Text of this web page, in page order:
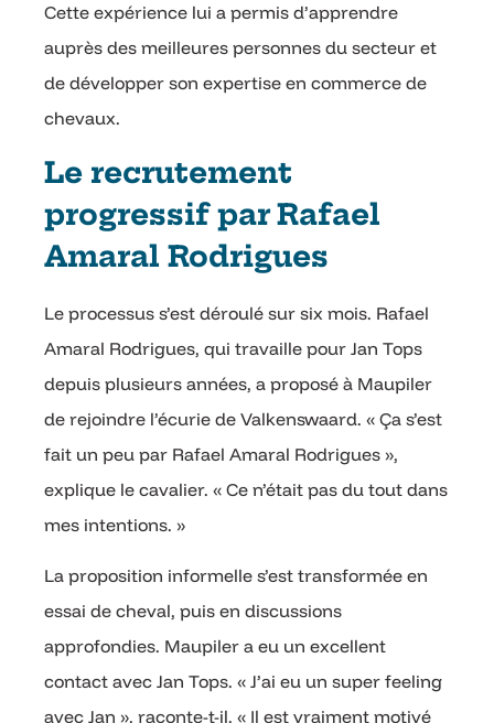
Cette expérience lui a permis d’apprendre
auprès des meilleures personnes du secteur et
de développer son expertise en commerce de
chevaux.
Le recrutement
progressif par Rafael
Amaral Rodrigues
Le processus s’est déroulé sur six mois. Rafael
Amaral Rodrigues, qui travaille pour Jan Tops
depuis plusieurs années, a proposé à Maupiler
de rejoindre l’écurie de Valkenswaard. « Ça s’est
fait un peu par Rafael Amaral Rodrigues »,
explique le cavalier. « Ce n’était pas du tout dans
mes intentions. »
La proposition informelle s’est transformée en
essai de cheval, puis en discussions
approfondies. Maupiler a eu un excellent
contact avec Jan Tops. « J’ai eu un super feeling
avec Jan », raconte-t-il. « Il est vraiment motivé